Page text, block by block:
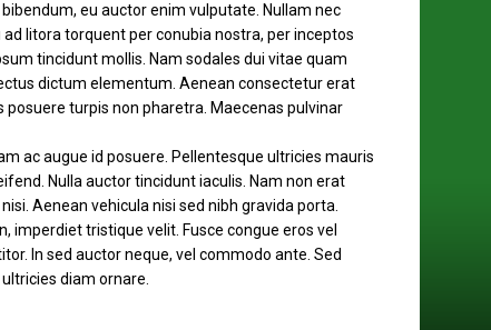
eu auctor enim vulputate. Nullam nec
litora torquent per conubia nostra, per inceptos
tincidunt mollis. Nam sodales dui vitae quam
dictum elementum. Aenean consectetur erat
turpis non pharetra. Maecenas pulvinar
ac augue id posuere. Pellentesque ultricies mauris
Nulla auctor tincidunt iaculis. Nam non erat
Aenean vehicula nisi sed nibh gravida porta.
imperdiet tristique velit. Fusce congue eros vel
In sed auctor neque, vel commodo ante. Sed
diam ornare.